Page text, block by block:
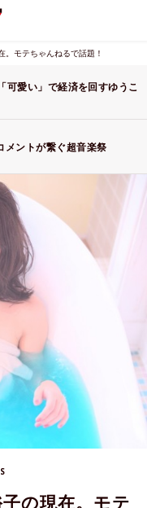
。モテちゃんねるで話題！
可愛い」で経済を回すゆうこ
メントが繋ぐ超音楽祭
の現在。モテ